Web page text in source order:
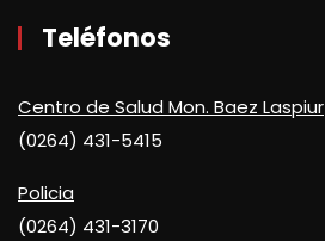
Teléfonos
Centro de Salud Mon. Baez Laspiur
(0264) 431-5415
Policia
(0264) 431-3170